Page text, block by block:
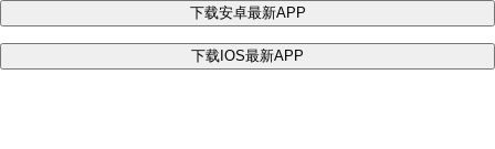
下载安卓最新APP
下载IOS最新APP